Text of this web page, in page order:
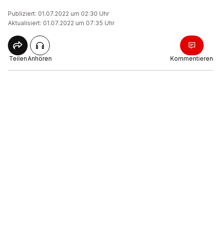
Publiziert: 01.07.2022 um 02:30 Uhr
Aktualisiert: 01.07.2022 um 07:35 Uhr
TeilenAnhören Kommentieren